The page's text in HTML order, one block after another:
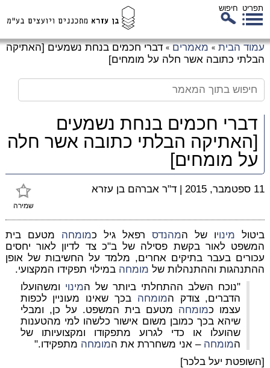
תפריט חיפוש
עמוד הבית » מאמרים » דברי חכמים בנחת נשמעים [האתיקה
הבלתי כתובה אשר חלה על מומחים]
דברי חכמים בנחת נשמעים
[האתיקה הבלתי כתובה אשר חלה
על מומחים]
שמירה
11 ספטמבר, 2015 | ד"ר אברהם בן עזרא
ביטול מינויו של המהנדסרפאל גיל כמומחה מטעם בית
המשפט לאור בקשת פסילה של ב"כ צד לדיון לאור יחסים
עכורים בעבר בתיקים אחרים, מלמד על החשיבות של אופן
ההתנהגות וההתנהלות של מומחה במילוי תפקידו המקצועי.
"נוכח השלב ההתחלתי ביותר של המינוי ומשהועלו
הדברים, צודק המומחה בכך שאינו מעוניין לכפות
עצמו כמומחה מטעם בית המשפט. על כן, ומבלי
שיהא בכך כמובן משום אישור כלשהו למי מהטענות
שהועלו או כדי לגרוע מתפקודו ומקצועיותו של
המומחה – אני משחררת את המומחה מתפקידו."
[השופטת יעל בלכר]